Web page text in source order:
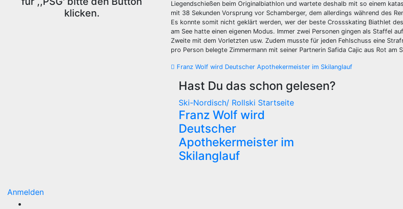
klicken.
Liegendschießen beim Originalbiathlon und wartete deshalb mit so einem
mit 38 Sekunden Vorsprung vor Schamberger, dem allerdings während des
Es konnte somit nicht geklärt werden, wer der beste Crossskating Biathlet
am See hatte einen eigenen Modus. Immer zwei Personen gingen als Staffel
Zweite mit dem Vorletzten usw. Zudem musste für jeden Fehlschuss eine
pro Person belegte Zimmermann mit seiner Partnerin Safida Cajic aus Rot am
Beitragsnavigation
Franz Wolf wird Deutscher Apothekermeister im Skilanglauf
Hast Du das schon gelesen?
Ski-Nordisch/ Rollski Startseite
Franz Wolf wird
Deutscher
Apothekermeister im
Skilanglauf
Anmelden